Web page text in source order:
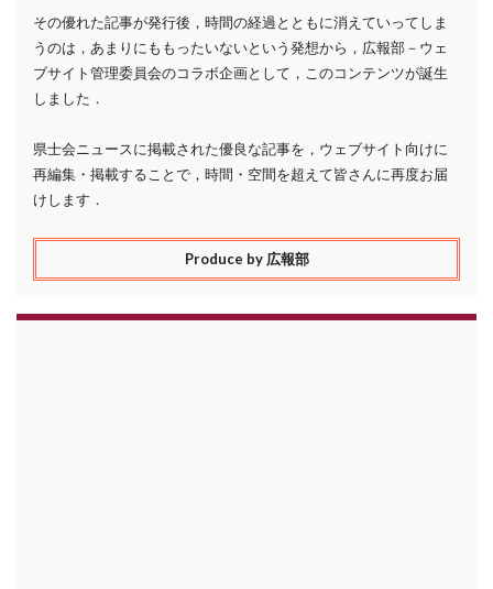
その優れた記事が発行後，時間の経過とともに消えていってしま
うのは，あまりにももったいないという発想から，広報部－ウェ
ブサイト管理委員会のコラボ企画として，このコンテンツが誕生
しました．
県士会ニュースに掲載された優良な記事を，ウェブサイト向けに
再編集・掲載することで，時間・空間を超えて皆さんに再度お届
けします．
Produce by 広報部